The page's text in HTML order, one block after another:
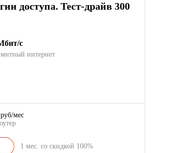
доступа. Тест-драйв 300
с
интернет
мес
1 мес. со скидкой 100%